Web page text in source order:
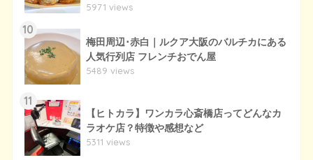
5971 views
10
梅田周辺･赤白｜ルクア大阪のバルチカにある
人気行列店 フレンチおでん屋
5489 views
11
【ヒトカラ】ワンカラ心斎橋店ってどんなカ
ラオケ店？特徴や感想など
5311 views